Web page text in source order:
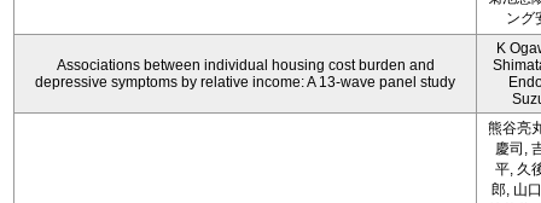
ング
Associations between individual housing cost burden and
depressive symptoms by relative income: A 13-wave panel study
K
熊谷亮
慶司,
平, 久
郎, 山